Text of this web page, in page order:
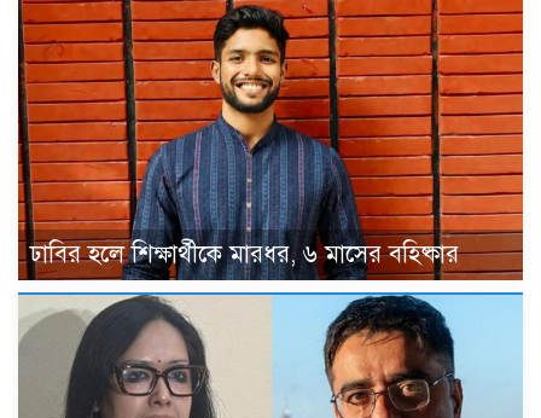
ঢাবির হলে শিক্ষার্থীকে মারধর, ৬ মাসের বহিষ্কার